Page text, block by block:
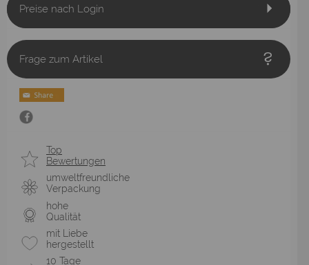
Preise nach Login
Frage zum Artikel
Top
Bewertungen
umweltfreundliche
Verpackung
hohe
Qualität
mit Liebe
hergestellt
10 Tage